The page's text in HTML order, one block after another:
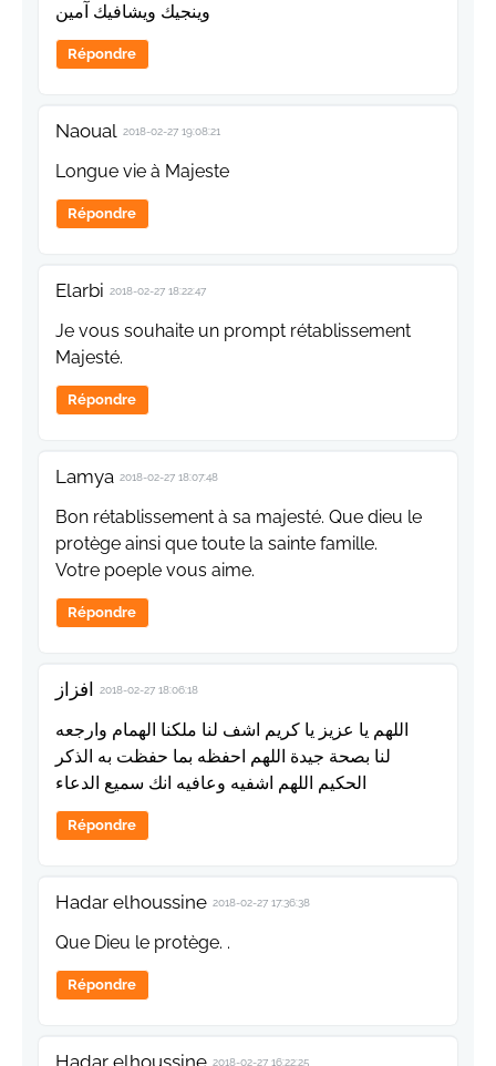
وينجيك ويشافيك آمين
Répondre
Naoual 2018-02-27 19:08:21
Longue vie à Majeste
Répondre
Elarbi 2018-02-27 18:22:47
Je vous souhaite un prompt rétablissement
Majesté.
Répondre
Lamya 2018-02-27 18:07:48
Bon rétablissement à sa majesté. Que dieu le
protège ainsi que toute la sainte famille.
Votre poeple vous aime.
Répondre
افزاز 2018-02-27 18:06:18
اللهم يا عزيز يا كريم اشف لنا ملكنا الهمام وارجعه
لنا بصحة جيدة اللهم احفظه بما حفظت به الذكر
الحكيم اللهم اشفيه وعافيه انك سميع الدعاء
Répondre
Hadar elhoussine 2018-02-27 17:36:38
Que Dieu le protège. .
Répondre
2018-02-27 16:22:25